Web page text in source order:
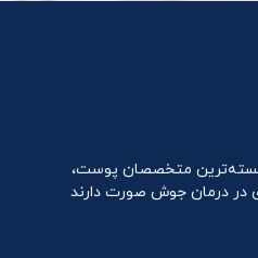
متخصصان پوست،
در درمان جوش صورت دارند